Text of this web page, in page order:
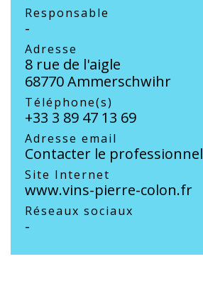
Responsable
-
Adresse
8 rue de l'aigle
68770 Ammerschwihr
Téléphone(s)
+33 3 89 47 13 69
Adresse email
Contacter le professionnel
Site Internet
www.vins-pierre-colon.fr
Réseaux sociaux
-